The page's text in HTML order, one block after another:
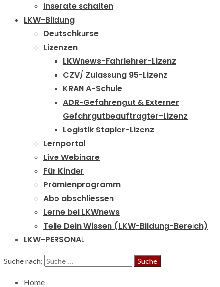
Inserate schalten
LKW-Bildung
Deutschkurse
Lizenzen
LKWnews-Fahrlehrer-Lizenz
CZV/ Zulassung 95-Lizenz
KRAN A-Schule
ADR-Gefahrengut & Externer
Gefahrgutbeauftragter-Lizenz
Logistik Stapler-Lizenz
Lernportal
Live Webinare
Für Kinder
Prämienprogramm
Abo abschliessen
Lerne bei LKWnews
Teile Dein Wissen (LKW-Bildung-Bereich)
LKW-PERSONAL
Suche nach:
Home